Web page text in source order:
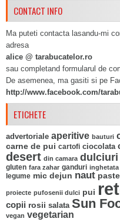
CONTACT INFO
Ma puteti contacta lasandu-mi
adresa
alice @ tarabucatelor.ro
sau completand formularul de
De asemenea, ma gasiti si pe
http://www.facebook.com/
ETICHETE
advertoriale aperitive bauturi
carne de pui cartofi ciocolata
desert din camara dulciuri
gluten fara zahar ganduri inghetata
legume mic dejun naut paste
proiecte pufosenii dulci pui
copii rosii salata Sun
vegan vegetarian